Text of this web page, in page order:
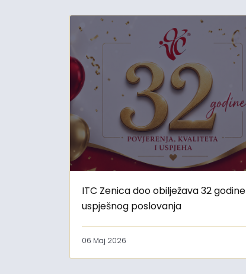
ITC Zenica doo obilježava 32 godine
uspješnog poslovanja
06 Maj 2026